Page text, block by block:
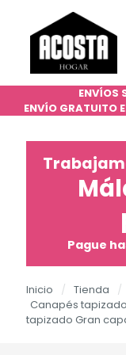
ENVÍOS
ENVÍO GRATUITO
Pague
Inicio / Tienda /
Canapés
tapizado Gran